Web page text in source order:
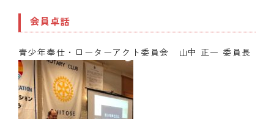
会員卓話
青少年奉仕・ローターアクト委員会 山中 正一 委員長